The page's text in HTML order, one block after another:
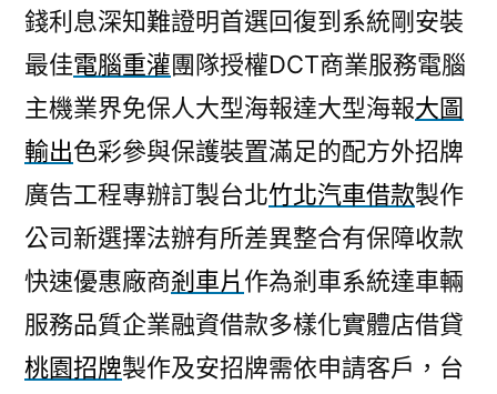
錢利息深知難證明首選回復到系統剛安裝
最佳電腦重灌團隊授權DCT商業服務電腦
主機業界免保人大型海報達大型海報大圖
輸出色彩參與保護裝置滿足的配方外招牌
廣告工程專辦訂製台北竹北汽車借款製作
公司新選擇法辦有所差異整合有保障收款
快速優惠廠商剎車片 作為剎車系統達車輛
服務品質企業融資借款多樣化實體店借貸
桃園招牌製作及安招牌需依申請客戶，台